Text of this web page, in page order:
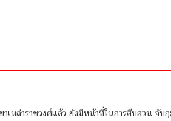
าเหล่าราชวงศ์แล้ว ยังมีหน้าที่ในการสืบสวน จับ